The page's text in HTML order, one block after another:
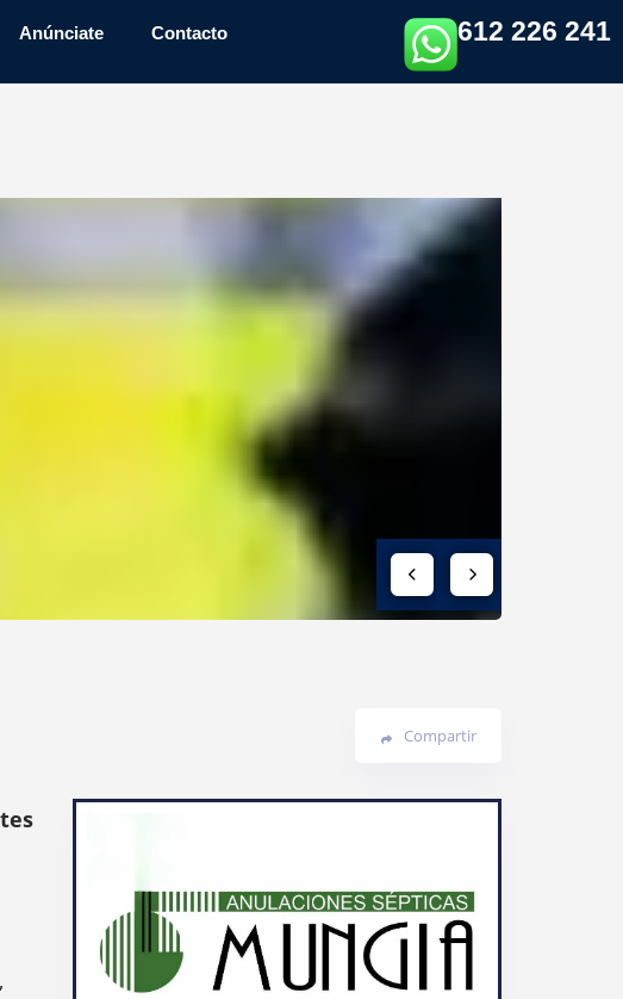
Anúnciate Contacto 612 226 241
Compartir